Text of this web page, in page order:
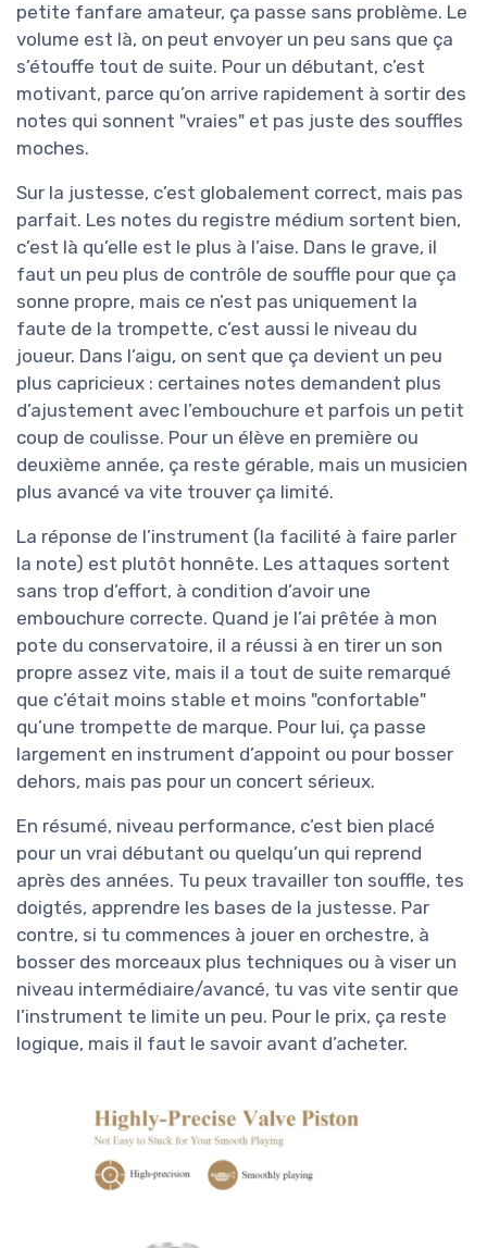
petite fanfare amateur, ça passe sans problème. Le
volume est là, on peut envoyer un peu sans que ça
s’étouffe tout de suite. Pour un débutant, c’est
motivant, parce qu’on arrive rapidement à sortir des
notes qui sonnent "vraies" et pas juste des souffles
moches.
Sur la justesse, c’est globalement correct, mais pas
parfait. Les notes du registre médium sortent bien,
c’est là qu’elle est le plus à l’aise. Dans le grave, il
faut un peu plus de contrôle de souffle pour que ça
sonne propre, mais ce n’est pas uniquement la
faute de la trompette, c’est aussi le niveau du
joueur. Dans l’aigu, on sent que ça devient un peu
plus capricieux : certaines notes demandent plus
d’ajustement avec l’embouchure et parfois un petit
coup de coulisse. Pour un élève en première ou
deuxième année, ça reste gérable, mais un musicien
plus avancé va vite trouver ça limité.
La réponse de l’instrument (la facilité à faire parler
la note) est plutôt honnête. Les attaques sortent
sans trop d’effort, à condition d’avoir une
embouchure correcte. Quand je l’ai prêtée à mon
pote du conservatoire, il a réussi à en tirer un son
propre assez vite, mais il a tout de suite remarqué
que c’était moins stable et moins "confortable"
qu’une trompette de marque. Pour lui, ça passe
largement en instrument d’appoint ou pour bosser
dehors, mais pas pour un concert sérieux.
En résumé, niveau performance, c’est bien placé
pour un vrai débutant ou quelqu’un qui reprend
après des années. Tu peux travailler ton souffle, tes
doigtés, apprendre les bases de la justesse. Par
contre, si tu commences à jouer en orchestre, à
bosser des morceaux plus techniques ou à viser un
niveau intermédiaire/avancé, tu vas vite sentir que
l’instrument te limite un peu. Pour le prix, ça reste
logique, mais il faut le savoir avant d’acheter.